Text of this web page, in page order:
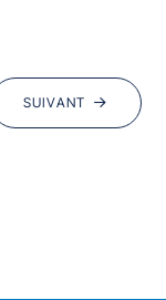
SUIVANT